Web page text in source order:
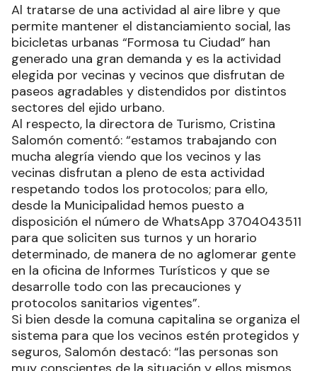
Al tratarse de una actividad al aire libre y que
permite mantener el distanciamiento social, las
bicicletas urbanas “Formosa tu Ciudad” han
generado una gran demanda y es la actividad
elegida por vecinas y vecinos que disfrutan de
paseos agradables y distendidos por distintos
sectores del ejido urbano.
Al respecto, la directora de Turismo, Cristina
Salomón comentó: “estamos trabajando con
mucha alegría viendo que los vecinos y las
vecinas disfrutan a pleno de esta actividad
respetando todos los protocolos; para ello,
desde la Municipalidad hemos puesto a
disposición el número de WhatsApp 3704043511
para que soliciten sus turnos y un horario
determinado, de manera de no aglomerar gente
en la oficina de Informes Turísticos y que se
desarrolle todo con las precauciones y
protocolos sanitarios vigentes”.
Si bien desde la comuna capitalina se organiza el
sistema para que los vecinos estén protegidos y
seguros, Salomón destacó: “las personas son